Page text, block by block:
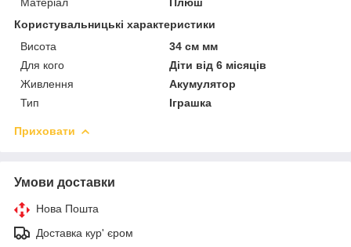
Користувальницькі характеристики
Висота
34 см мм
Для кого
Діти від 6 місяців
Живлення
Акумулятор
Тип
Іграшка
Приховати
Умови доставки
Нова Пошта
Доставка кур' єром